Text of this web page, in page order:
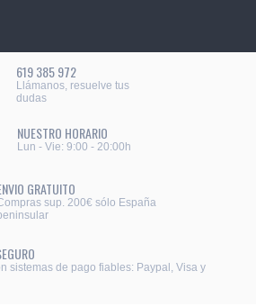
619 385 972
Llámanos, resuelve tus
dudas
NUESTRO HORARIO
Lun - Vie: 9:00 - 20:00h
GRATUITO
sup. 200€ sólo España
sistemas de pago fiables: Paypal, Visa y